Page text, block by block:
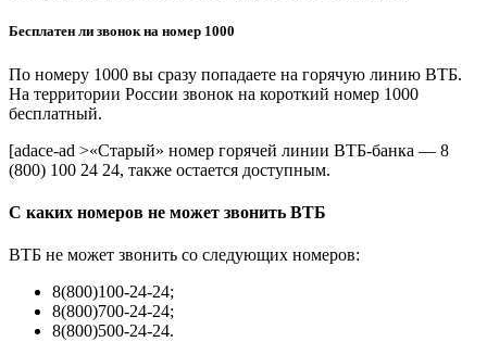
Бесплатен ли звонок на номер 1000
По номеру 1000 вы сразу попадаете на горячую линию ВТБ.
На территории России звонок на короткий номер 1000
бесплатный.
[adace-ad >«Старый» номер горячей линии ВТБ-банка ― 8
(800) 100 24 24, также остается доступным.
С каких номеров не может звонить ВТБ
ВТБ не может звонить со следующих номеров:
8(800)100-24-24;
8(800)700-24-24;
8(800)500-24-24.